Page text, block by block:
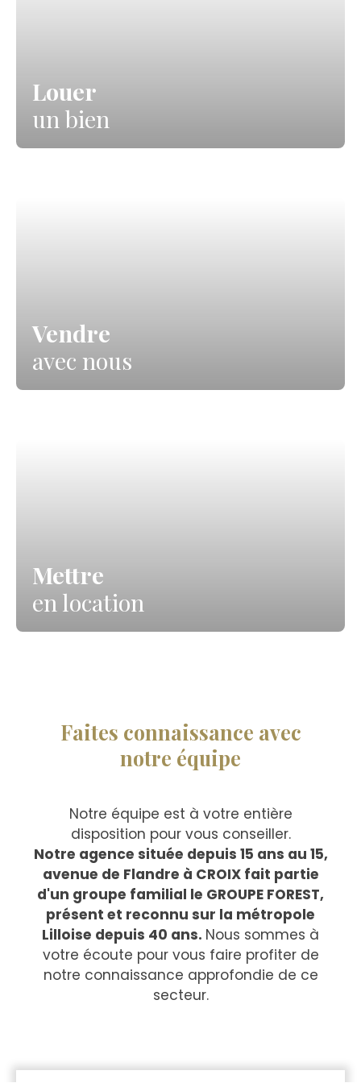
Louer
un bien
Vendre
avec nous
Mettre
en location
Faites connaissance avec
notre équipe
Notre équipe est à votre entière
disposition pour vous conseiller.
Notre agence située depuis 15 ans au 15,
avenue de Flandre à CROIX fait partie
d'un groupe familial le GROUPE FOREST,
présent et reconnu sur la métropole
Lilloise depuis 40 ans. Nous sommes à
votre écoute pour vous faire profiter de
notre connaissance approfondie de ce
secteur.